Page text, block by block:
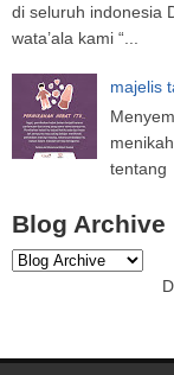
di seluruh indonesia
wata’ala kami “...
majelis
Blog Archive